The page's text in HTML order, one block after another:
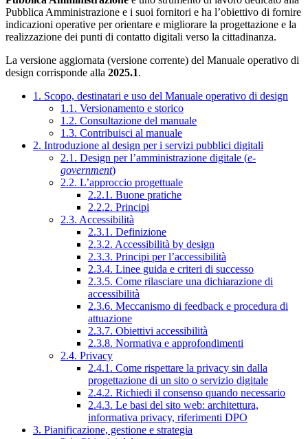
Pubblica Amministrazione e i suoi fornitori e ha l’obiettivo di fornire
indicazioni operative per orientare e migliorare la progettazione e la
realizzazione dei punti di contatto digitali verso la cittadinanza.
La versione aggiornata (versione corrente) del Manuale operativo di
design corrisponde alla 2025.1.
1. Scopo, destinatari e uso del Manuale operativo di design
1.1. Versionamento e storico
1.2. Consultazione del manuale
1.3. Contribuisci al manuale
2. Introduzione al design per i servizi pubblici digitali
2.1. Design per l’amministrazione digitale (e-
government)
2.2. L’approccio progettuale
2.2.1. Buone pratiche
2.2.2. Principi
2.3. Accessibilità
2.3.1. Definizione
2.3.2. Accessibilità by design
2.3.3. Principi per l’accessibilità
2.3.4. Linee guida e criteri di successo
2.3.5. Come rilasciare una dichiarazione di
accessibilità
2.3.6. Meccanismo di feedback e procedura di
attuazione
2.3.7. Obiettivi accessibilità
2.3.8. Normativa e approfondimenti
2.4. Privacy
2.4.1. Come rispettare la privacy sin dalla
progettazione di un sito o servizio digitale
2.4.2. Richiedi il consenso quando necessario
2.4.3. Le basi del sito web: architettura,
informativa privacy, riferimenti DPO
3. Pianificazione, gestione e strategia